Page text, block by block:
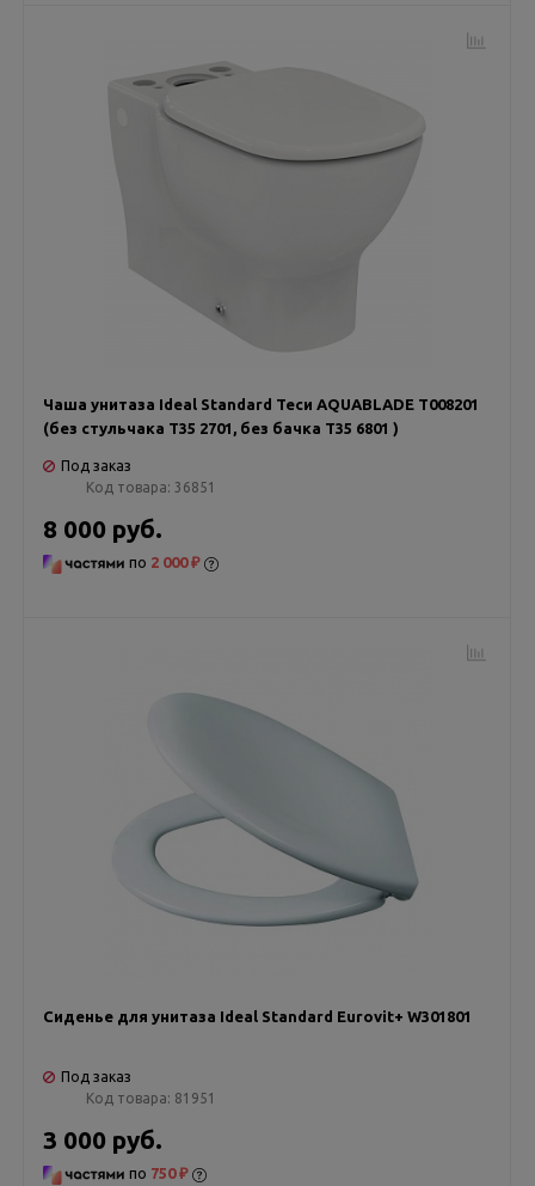
Чаша унитаза Ideal Standard Теси AQUABLADE T008201
(без стульчака T35 2701, без бачка T35 6801 )
Под заказ
Код товара: 36851
8 000 руб.
по 2 000 ₽
Сиденье для унитаза Ideal Standard Eurovit+ W301801
Под заказ
Код товара: 81951
3 000 руб.
по 750 ₽